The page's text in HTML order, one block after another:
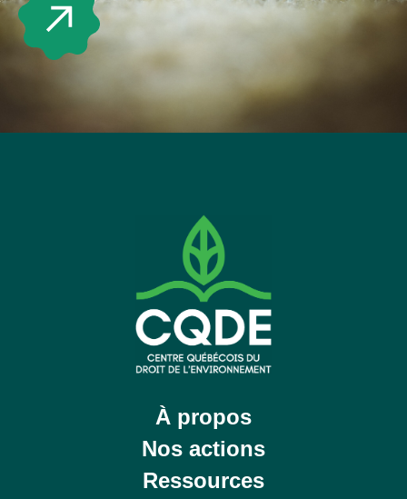
À propos
Nos actions
Ressources